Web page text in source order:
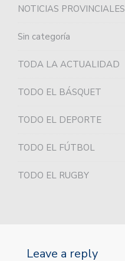
NOTICIAS PROVINCIALES
Sin categoría
TODA LA ACTUALIDAD
TODO EL BÁSQUET
TODO EL DEPORTE
TODO EL FÚTBOL
TODO EL RUGBY
Leave a reply